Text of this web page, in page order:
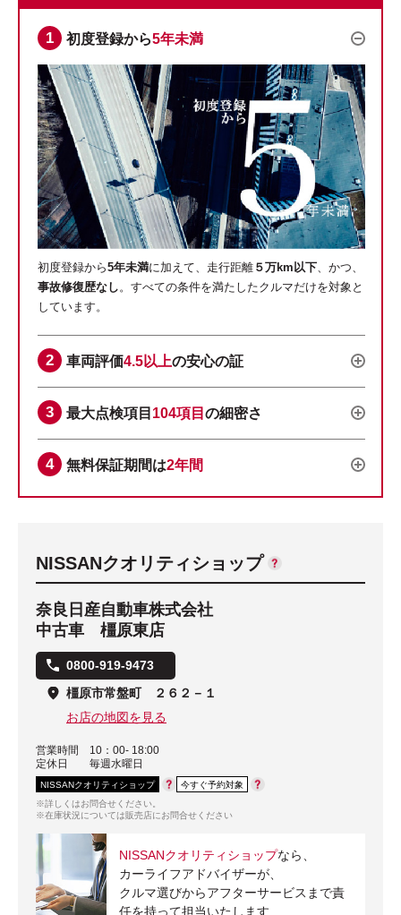
初度登録から5年未満
初度登録から5年未満に加えて、走行距離 ５万km以下 、かつ、
事故修復歴なし 。すべての条件を満たしたクルマだけを対象と
しています。
車両評価4.5以上の安心の証
最大点検項目 104項目 の細密さ
無料保証期間は2年間
NISSANクオリティショップ
奈良日産自動車株式会社
中古車 橿原東店
0800-919-9473
橿原市常盤町 ２６２－１
お店の地図を見る
営業時間
10：00- 18:00
定休日
毎週水曜日
NISSANクオリティショップ
今すぐ予約対象
※詳しくはお問合せください。
※在庫状況については販売店にお問合せください
NISSANクオリティショップなら、
カーライフアドバイザーが、
クルマ選びからアフターサービスまで責
任を持って担当いたします